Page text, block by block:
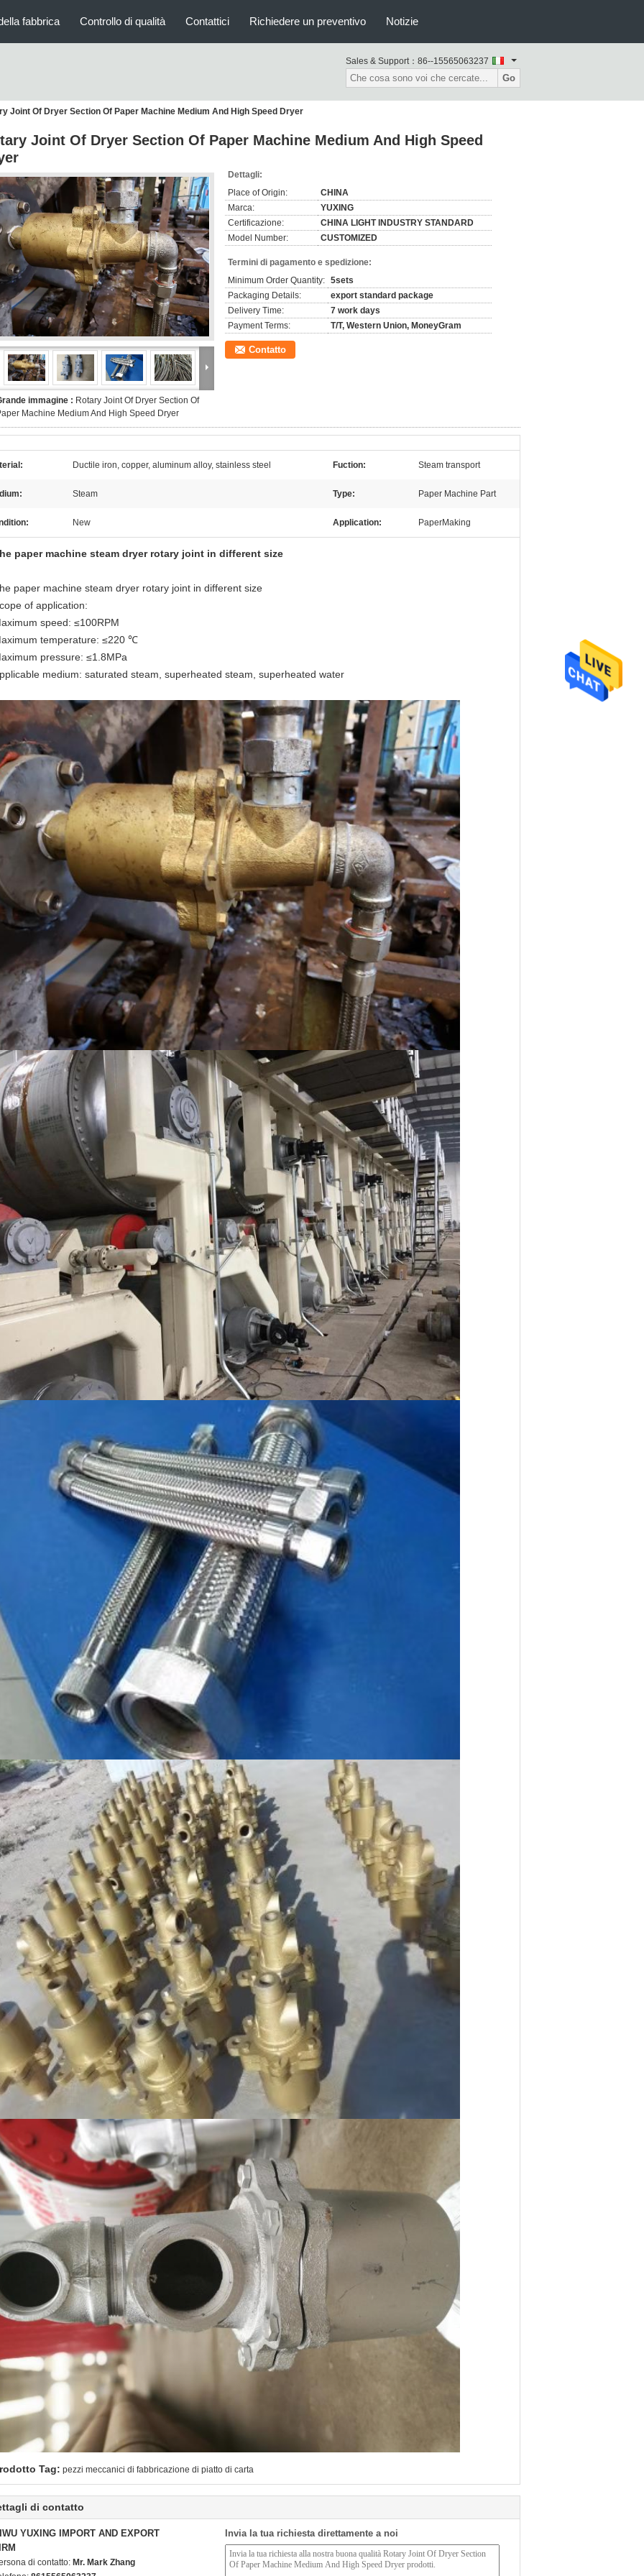
fabbrica Controllo di qualità Contattici Richiedere un preventivo Notizie
Sales & Support： 86--15565063237
Go
Joint Of Dryer Section Of Paper Machine Medium And High Speed Dryer
Joint Of Dryer Section Of Paper Machine Medium And High Speed
immagine : Rotary Joint Of Dryer Section Of
Machine Medium And High Speed Dryer
Dettagli:
Place of Origin:
CHINA
Marca:
YUXING
Certificazione:
CHINA LIGHT INDUSTRY STANDARD
Model Number:
CUSTOMIZED
Termini di pagamento e spedizione:
Minimum Order Quantity: 5sets
Packaging Details:
export standard package
Delivery Time:
7 work days
Payment Terms:
T/T, Western Union, MoneyGram
Contatto
Ductile iron, copper, aluminum alloy, stainless steel Fuction: Steam transport
Steam Type: Paper Machine Part
New Application: PaperMaking
paper machine steam dryer rotary joint in different size
paper machine steam dryer rotary joint in different size
of application:
speed: ≤100RPM
temperature: ≤220 ℃
pressure: ≤1.8MPa
medium: saturated steam, superheated steam, superheated water
Tag: pezzi meccanici di fabbricazione di piatto di carta
di contatto
YUXING IMPORT AND EXPORT
di contatto: Mr. Mark Zhang
Invia la tua richiesta direttamente a noi